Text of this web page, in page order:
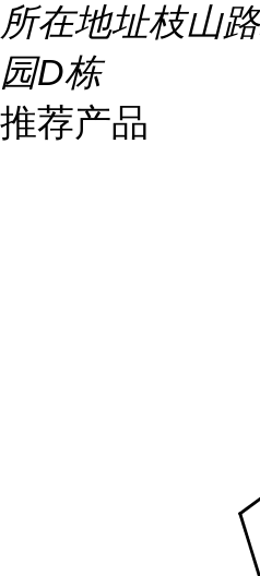
所在地址枝山
园D栋
推荐产品